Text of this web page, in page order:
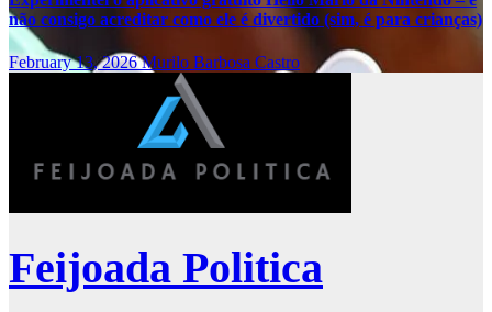
não consigo acreditar como ele é divertido (sim, é para crianças)
February 13, 2026Murilo Barbosa Castro
Feijoada Politica